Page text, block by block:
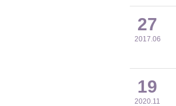
27
2017.06
19
2020.11